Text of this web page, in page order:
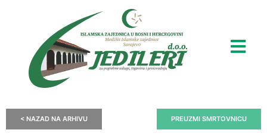
< NAZAD NA ARHIVU PREUZMI SMRTOVNICU